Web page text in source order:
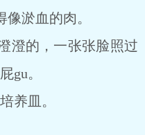
淤血的肉。
的，一张张脸照过
gu。
养皿。